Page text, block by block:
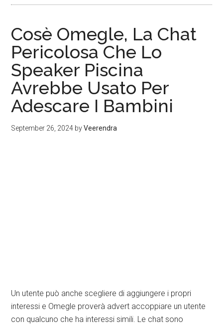
Cosè Omegle, La Chat
Pericolosa Che Lo
Speaker Piscina
Avrebbe Usato Per
Adescare I Bambini
September 26, 2024 byVeerendra
Un utente può anche scegliere di aggiungere i propri
interessi e Omegle proverà advert accoppiare un utente
con qualcuno che ha interessi simili. Le chat sono